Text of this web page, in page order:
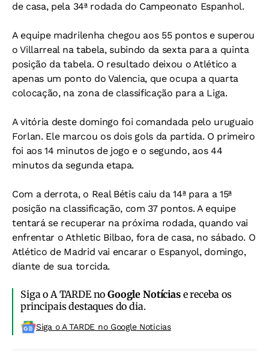
de casa, pela 34ª rodada do Campeonato Espanhol.
A equipe madrilenha chegou aos 55 pontos e superou
o Villarreal na tabela, subindo da sexta para a quinta
posição da tabela. O resultado deixou o Atlético a
apenas um ponto do Valencia, que ocupa a quarta
colocação, na zona de classificação para a Liga.
A vitória deste domingo foi comandada pelo uruguaio
Forlan. Ele marcou os dois gols da partida. O primeiro
foi aos 14 minutos de jogo e o segundo, aos 44
minutos da segunda etapa.
Com a derrota, o Real Bétis caiu da 14ª para a 15ª
posição na classificação, com 37 pontos. A equipe
tentará se recuperar na próxima rodada, quando vai
enfrentar o Athletic Bilbao, fora de casa, no sábado. O
Atlético de Madrid vai encarar o Espanyol, domingo,
diante de sua torcida.
Siga o A TARDE noGoogle Notíciase receba os
principais destaques do dia.
Siga o A TARDE no Google Noticias